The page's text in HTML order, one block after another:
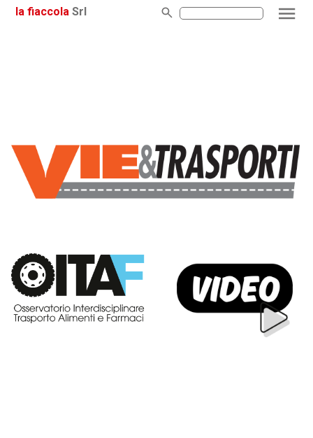
la fiaccola Srl